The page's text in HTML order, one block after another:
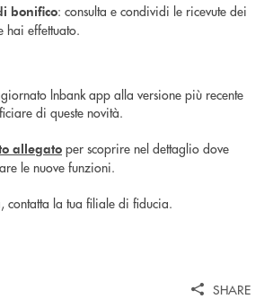
bonifico: consulta e condividi le ricevute dei
hai effettuato.
lnbank app alla versione più recente
di queste novità.
allegato per scoprire nel dettaglio dove
le nuove funzioni.
contatta la tua filiale di fiducia.
SHARE